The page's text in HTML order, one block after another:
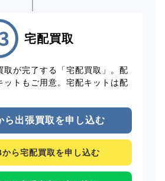
宅配買取
取が完了する「宅配買取」。配
ットもご用意。宅配キットは配
ら出張買取を申し込む
から宅配買取を申し込む